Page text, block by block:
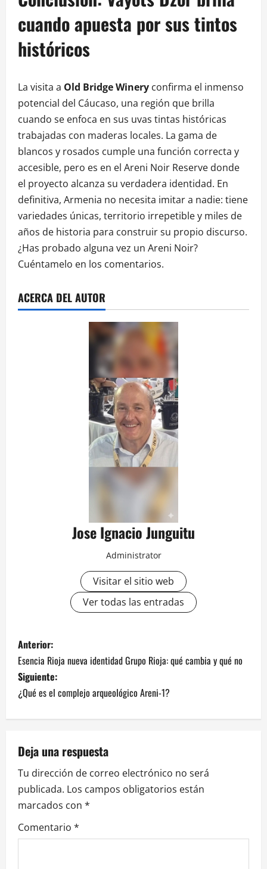
cuando apuesta por sus tintos
históricos
La visita a Old Bridge Winery confirma el inmenso
potencial del Cáucaso, una región que brilla
cuando se enfoca en sus uvas tintas históricas
trabajadas con maderas locales. La gama de
blancos y rosados cumple una función correcta y
accesible, pero es en el Areni Noir Reserve donde
el proyecto alcanza su verdadera identidad. En
definitiva, Armenia no necesita imitar a nadie: tiene
variedades únicas, territorio irrepetible y miles de
años de historia para construir su propio discurso.
¿Has probado alguna vez un Areni Noir?
Cuéntamelo en los comentarios.
ACERCA DEL AUTOR
Jose Ignacio Junguitu
Administrator
Visitar el sitio web
Ver todas las entradas
N
a
v
e
g
a
c
i
ó
Anterior:
Esencia Rioja nueva identidad Grupo Rioja: qué cambia y qué no
Siguiente:
¿Qué es el complejo arqueológico Areni-1?
Deja una respuesta
Tu dirección de correo electrónico no será
publicada. Los campos obligatorios están
marcados con *
Comentario *